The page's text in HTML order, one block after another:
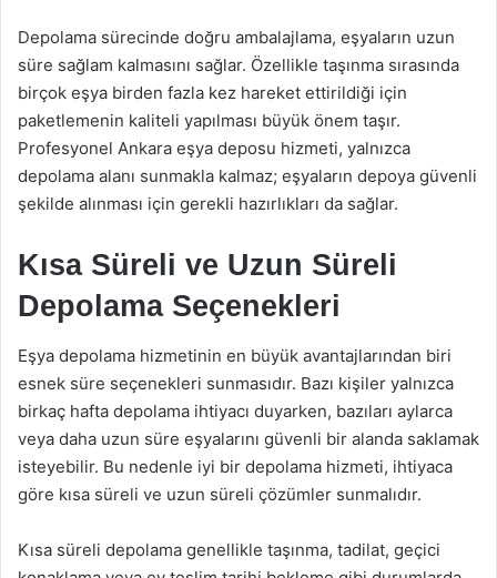
Depolama sürecinde doğru ambalajlama, eşyaların uzun
süre sağlam kalmasını sağlar. Özellikle taşınma sırasında
birçok eşya birden fazla kez hareket ettirildiği için
paketlemenin kaliteli yapılması büyük önem taşır.
Profesyonel Ankara eşya deposu hizmeti, yalnızca
depolama alanı sunmakla kalmaz; eşyaların depoya güvenli
şekilde alınması için gerekli hazırlıkları da sağlar.
Kısa Süreli ve Uzun Süreli
Depolama Seçenekleri
Eşya depolama hizmetinin en büyük avantajlarından biri
esnek süre seçenekleri sunmasıdır. Bazı kişiler yalnızca
birkaç hafta depolama ihtiyacı duyarken, bazıları aylarca
veya daha uzun süre eşyalarını güvenli bir alanda saklamak
isteyebilir. Bu nedenle iyi bir depolama hizmeti, ihtiyaca
göre kısa süreli ve uzun süreli çözümler sunmalıdır.
Kısa süreli depolama genellikle taşınma, tadilat, geçici